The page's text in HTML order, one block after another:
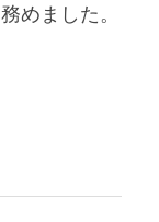
めました。